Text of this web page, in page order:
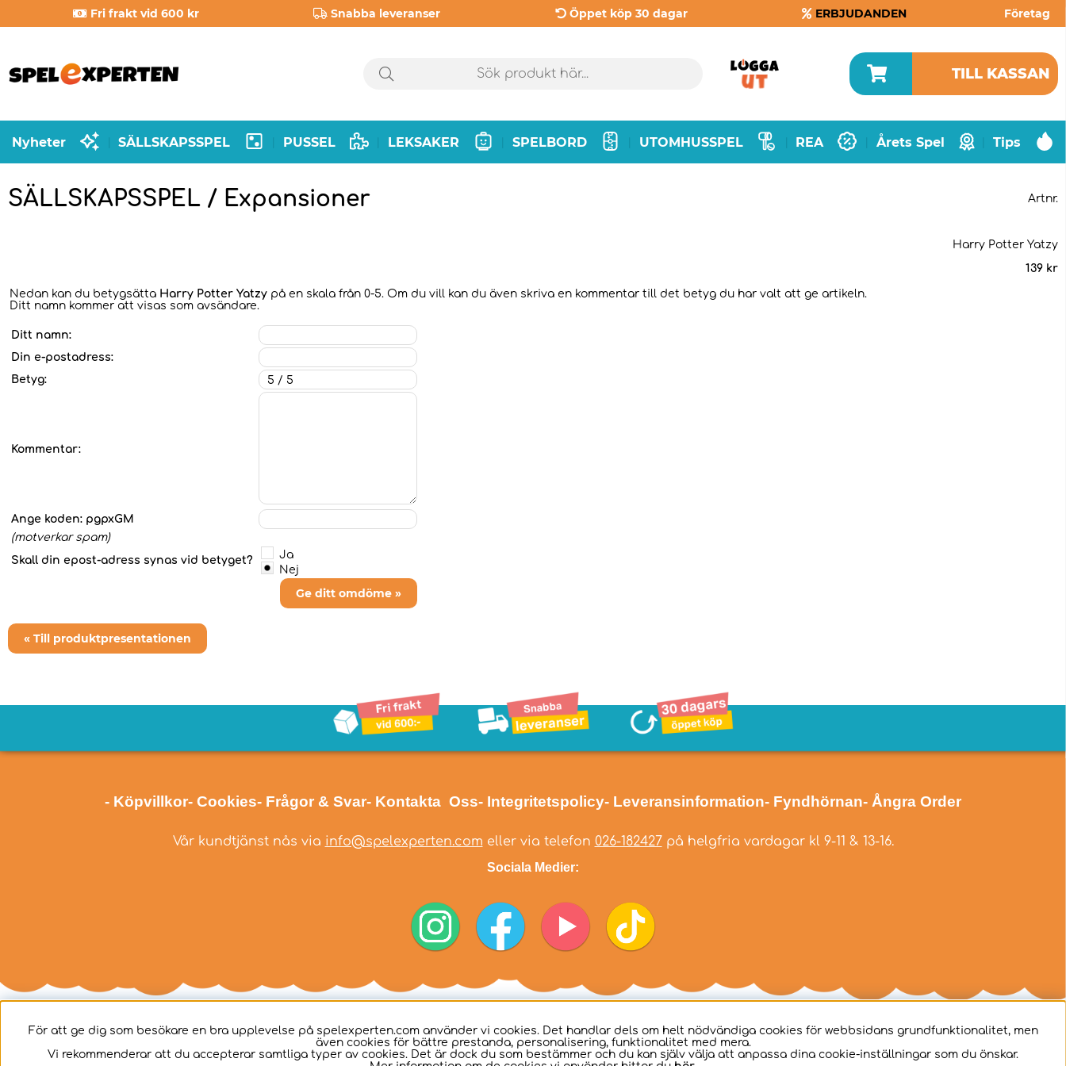
Fri frakt vid 600 kr Snabba leveranser Öppet köp 30 dagar ERBJUDANDEN Företag
TILL KASSAN
Nyheter SÄLLSKAPSSPEL PUSSEL LEKSAKER SPELBORD UTOMHUSSPEL REA Årets Spel Tips
SÄLLSKAPSSPEL / Expansioner Artnr.
Harry Potter Yatzy
139 kr
Nedan kan du betygsätta Harry Potter Yatzy på en skala från 0-5. Om du vill kan du även skriva en kommentar till det betyg du har valt att ge artikeln.
Ditt namn kommer att visas som avsändare.
Ditt namn:
Din e-postadress:
Betyg:
Kommentar:
Ange koden: pgpxGM
(motverkar spam)
Skall din epost-adress synas vid betyget?
Ja
Nej
Ge ditt omdöme »
« Till produktpresentationen
- Köpvillkor- Cookies- Frågor & Svar- Kontakta Oss- Integritetspolicy- Leveransinformation- Fyndhörnan- Ångra Order
Vår kundtjänst nås via info@spelexperten.com eller via telefon 026-182427på helgfria vardagar kl 9-11 & 13-16.
Sociala Medier:
För att ge dig som besökare en bra upplevelse på spelexperten.com använder vi cookies. Det handlar dels om helt nödvändiga cookies för webbsidans grundfunktionalitet, men
även cookies för bättre prestanda, personalisering, funktionalitet med mera.
Vi rekommenderar att du accepterar samtliga typer av cookies. Det är dock du som bestämmer och du kan själv välja att anpassa dina cookie-inställningar som du önskar.